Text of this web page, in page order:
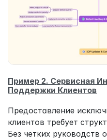
Пример 2. Сервисная
Поддержки Клиентов
Предоставление
клиентов требует
Без четких руководств